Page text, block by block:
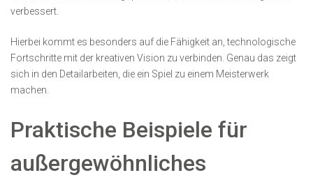
verbessert.
Hierbei kommt es besonders auf die Fähigkeit an, technologische
Fortschritte mit der kreativen Vision zu verbinden. Genau das zeigt
sich in den Detailarbeiten, die ein Spiel zu einem Meisterwerk
machen.
Praktische Beispiele für
außergewöhnliches